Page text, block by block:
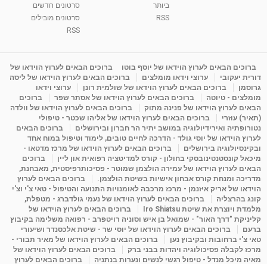
ליסה גרוסמן - המרכז לאימון התנהגותי - קשב
09:12
מדיטציה בדמיון מודרך - היכרות עם האני הפנימי
מאת admin 11 שנים 3,649 צפיות
פנינה מתוק - מרכז "נתיב הלב" בהרצליה-
מדיטציה-התחדשות
Shahar-vod
ביותר
RSS
סרטונים חדשים
סרטונים מובילים
RSS
ברוכים הבאים לערוץ הוידאו של יוסף בוטו
ברוכים הבאים לערוץ הוידאו של
דורית יעקובי
ערוצי וידאו מומלצים
ברוכים הבאים לערוץ הוידאו של ליסה
גרוסמן
ברוכים הבאים לערוץ הוידאו של שולמית רונן
ערוצי וידאו
מומלצים - טיוטה
ברוכים הבאים לערוץ הוידאו של אסתר שפר
ברוכים
הבאים לערוץ הוידאו של פנינה מתוק
ברוכים הבאים לערוץ הוידאו של וולדה
(תאיר) עוזרי
ברוכים הבאים לערוץ הוידאו של אליהו שכטר - טיפולי
נטורופתיה ואירידיולוגיה במושב יתיר הר חברון ובירושלים
ברוכים הבאים
לערוץ הוידאו של יוסי גולד - הדרכה לחיים טובים, לימוד וטיפול במוח אחד
ובקינסיולוגיה בירושלים
ברוכים הבאים לערוץ הוידאו של מרכז מדטאו -
מיכאל קונסטנטינובסקי בחולון - קורס למדיטציה רפואית און ליין
ברוכים
הבאים לערוץ הוידאו של עמירה הולצמן שמוטר - פסיכותרפיסטית, מאבחנת,
מדריכה ומנחת קורס אבחון אישיות בשיטת הולצמן.
ברוכים הבאים לערוץ
הוידאו של אריק איזנמן - מרכז מרכבה לאומנויות התנועה והטיפול - טאי צ'י וצ'י
קונג בהרצליה
ברוכים הבאים לערוץ הוידאו של נעמי גולדברג - מטפלת,
מלמדת ויוצרת את שיטת Iro Shiatsu
ברוכים הבאים לערוץ הוידאו של
קליניקת "דרך האור" - שמואל בן איש וסוניה רויטפרב - רפואה משלימה בקיבוץ
ברעם
ברוכים הבאים לערוץ הוידאו של יוסי שר - שיטת אלכסנדר ושיעורי
טאי צ'י ברחובות ובקיבוץ נען
ברוכים הבאים לערוץ הוידאו של מאיר תבורי -
מרכז לקבלה פסיכולוגיה ויהדות בבני ברק
ברוכים הבאים לערוץ הוידאו של
מאיה מיכל מנדל - טיפול רגשי לנשים ונערות בנתניה
ברוכים הבאים לערוץ